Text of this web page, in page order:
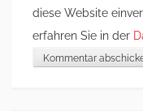
diese Website
erfahren Sie in der